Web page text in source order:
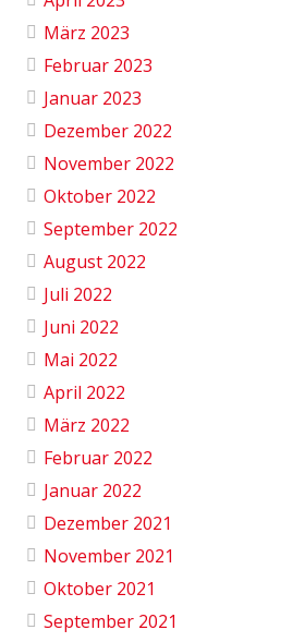
März 2023
Februar 2023
Januar 2023
Dezember 2022
November 2022
Oktober 2022
September 2022
August 2022
Juli 2022
Juni 2022
Mai 2022
April 2022
März 2022
Februar 2022
Januar 2022
Dezember 2021
November 2021
Oktober 2021
September 2021